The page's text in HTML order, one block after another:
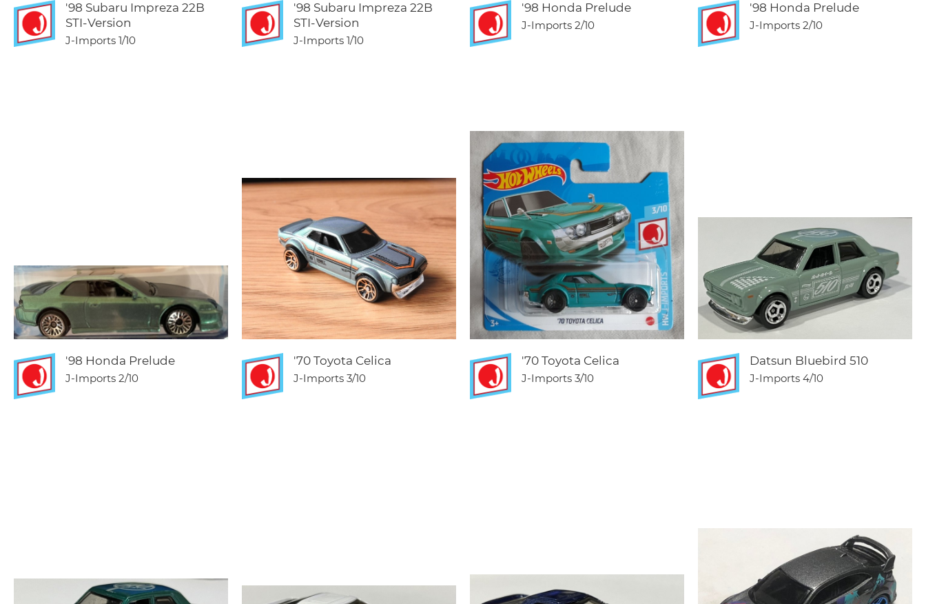
'98 Subaru Impreza 22B
STI-Version
J-Imports 1/10
'98 Subaru Impreza 22B
STI-Version
J-Imports 1/10
'98 Honda Prelude
J-Imports 2/10
'98 Honda Prelude
J-Imports 2/10
'98 Honda Prelude
J-Imports 2/10
'70 Toyota Celica
J-Imports 3/10
'70 Toyota Celica
J-Imports 3/10
Datsun Bluebird 510
J-Imports 4/10